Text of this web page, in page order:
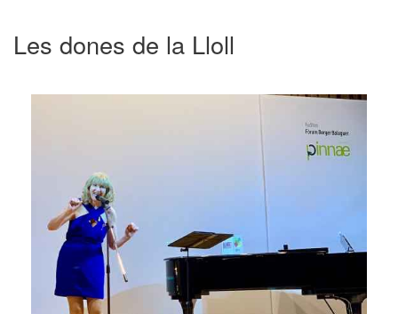
Les dones de la Lloll